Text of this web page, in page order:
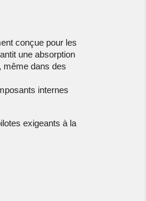
conçue pour les
une absorption
même dans des
internes
exigeants à la